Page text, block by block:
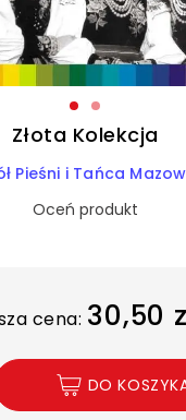
Złota Kolekcja
Pieśni i Tańca
Oceń produkt
cena: 30,50
DO